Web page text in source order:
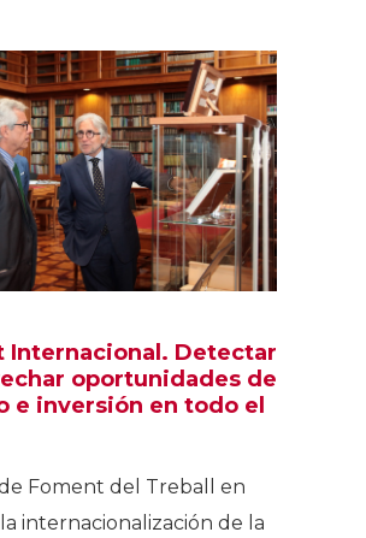
Internacional. Detectar
oportunidades de
e inversión en todo el
Foment del Treball en
internacionalización de la